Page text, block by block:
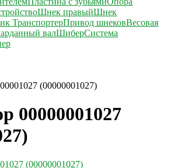
Шнек правыйШнек
ТранспортерПривод шнековВесовая
валШиберСистема
(00000001027)
00000001027